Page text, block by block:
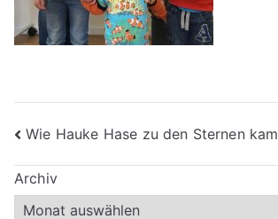
Beitragsnavigation
Wie Hauke Hase zu den Sternen kam
Archiv